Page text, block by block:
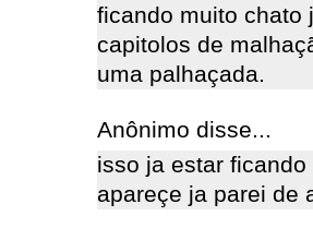
ficando muito chato
capitolos de
uma palhaçada.
Anônimo disse...
isso ja estar
apareçe ja parei de